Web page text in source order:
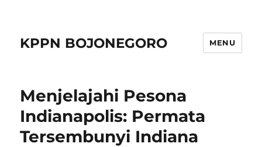
KPPN BOJONEGORO MENU
Menjelajahi Pesona
Indianapolis: Permata
Tersembunyi Indiana